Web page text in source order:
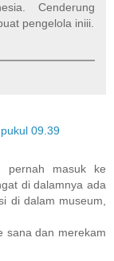
Cenderung
pengelola iniii.
09.39
pernah masuk ke
di dalamnya ada
di dalam museum,
sana dan merekam